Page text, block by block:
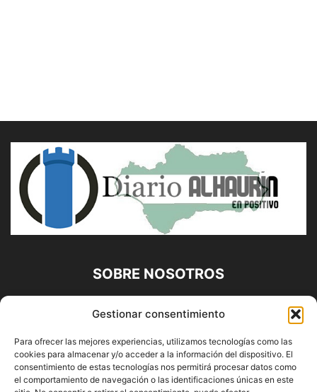
Gestionar consentimiento
Para ofrecer las mejores experiencias, utilizamos tecnologías como las
cookies para almacenar y/o acceder a la información del dispositivo. El
consentimiento de estas tecnologías nos permitirá procesar datos como
el comportamiento de navegación o las identificaciones únicas en este
SOBRE NOSOTROS
Diario Alhaurín (www.alhaurindelatorre.com) Propiedad de
Francisco E. López López | 639 95 71 95 | Noticias de
Alhaurín de la Torre, Málaga y Provincia|
Contáctanos:info@alhaurindelatorre.com